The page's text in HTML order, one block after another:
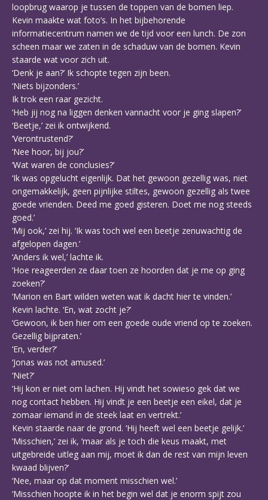
loopbrug waarop je tussen de toppen van de bomen liep.
Kevin maakte wat foto’s. In het bijbehorende
informatiecentrum namen we de tijd voor een lunch. De zon
scheen maar we zaten in de schaduw van de bomen. Kevin
staarde wat voor zich uit.
‘Denk je aan?’ Ik schopte tegen zijn been.
‘Niets bijzonders.’
Ik trok een raar gezicht.
‘Heb jij nog na liggen denken vannacht voor je ging slapen?’
‘Beetje,’ zei ik ontwijkend.
‘Verontrustend?’
‘Nee hoor, bij jou?’
‘Wat waren de conclusies?’
‘Ik was opgelucht eigenlijk. Dat het gewoon gezellig was, niet
ongemakkelijk, geen pijnlijke stiltes, gewoon gezellig als twee
goede vrienden. Deed me goed gisteren. Doet me nog steeds
goed.’
‘Mij ook,’ zei hij. ‘Ik was toch wel een beetje zenuwachtig de
afgelopen dagen.’
‘Anders ik wel,’ lachte ik.
‘Hoe reageerden ze daar toen ze hoorden dat je me op ging
zoeken?’
‘Marion en Bart wilden weten wat ik dacht hier te vinden.’
Kevin lachte. ‘En, wat zocht je?’
‘Gewoon, ik ben hier om een goede oude vriend op te zoeken.
Gezellig bijpraten.’
‘En, verder?’
‘Jonas was not amused.’
‘Niet?’
‘Hij kon er niet om lachen. Hij vindt het sowieso gek dat we
nog contact hebben. Hij vindt je een beetje een eikel, dat je
zomaar iemand in de steek laat en vertrekt.’
Kevin staarde naar de grond. ‘Hij heeft wel een beetje gelijk.’
‘Misschien,’ zei ik, ‘maar als je toch die keus maakt, met
uitgebreide uitleg aan mij, moet ik dan de rest van mijn leven
kwaad blijven?’
‘Nee, maar op dat moment misschien wel.’
‘Misschien hoopte ik in het begin wel dat je enorm spijt zou